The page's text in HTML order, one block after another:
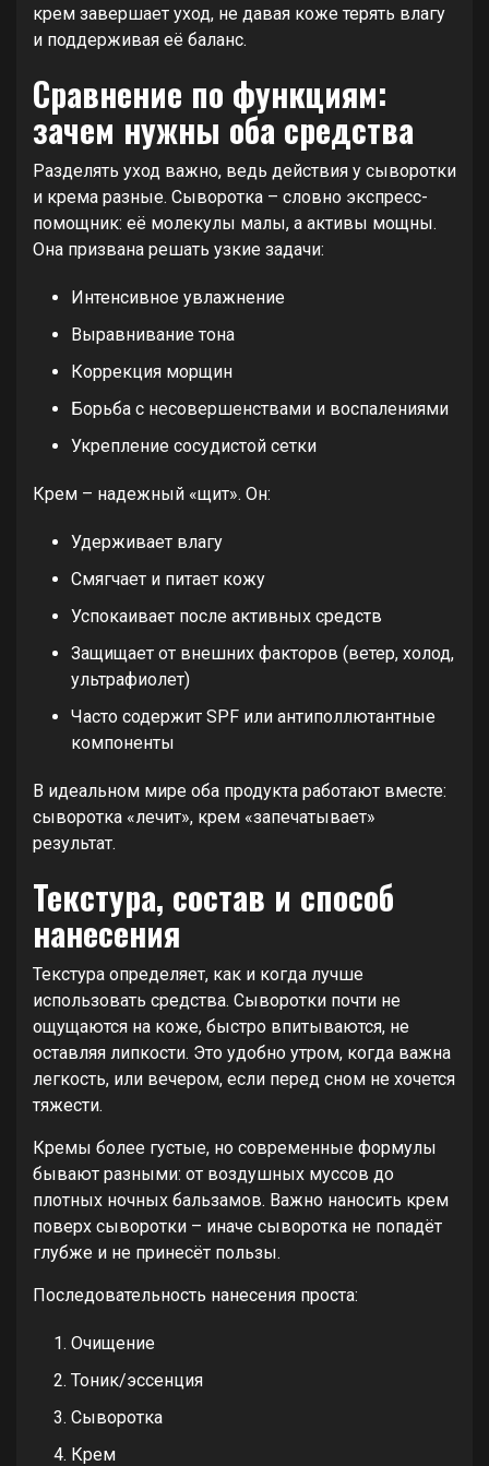
крем завершает уход, не давая коже терять влагу
и поддерживая её баланс.
Сравнение по функциям:
зачем нужны оба средства
Разделять уход важно, ведь действия у сыворотки
и крема разные. Сыворотка – словно экспресс-
помощник: её молекулы малы, а активы мощны.
Она призвана решать узкие задачи:
Интенсивное увлажнение
Выравнивание тона
Коррекция морщин
Борьба с несовершенствами и воспалениями
Укрепление сосудистой сетки
Крем – надежный «щит». Он:
Удерживает влагу
Смягчает и питает кожу
Успокаивает после активных средств
Защищает от внешних факторов (ветер, холод,
ультрафиолет)
Часто содержит SPF или антиполлютантные
компоненты
В идеальном мире оба продукта работают вместе:
сыворотка «лечит», крем «запечатывает»
результат.
Текстура, состав и способ
нанесения
Текстура определяет, как и когда лучше
использовать средства. Сыворотки почти не
ощущаются на коже, быстро впитываются, не
оставляя липкости. Это удобно утром, когда важна
легкость, или вечером, если перед сном не хочется
тяжести.
Кремы более густые, но современные формулы
бывают разными: от воздушных муссов до
плотных ночных бальзамов. Важно наносить крем
поверх сыворотки – иначе сыворотка не попадёт
глубже и не принесёт пользы.
Последовательность нанесения проста:
Очищение
Тоник/эссенция
Сыворотка
Крем